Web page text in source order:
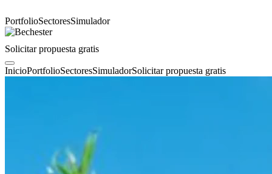
PortfolioSectoresSimulador
Solicitar propuesta gratis
InicioPortfolioSectoresSimuladorSolicitar propuesta gratis